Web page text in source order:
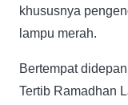
khususnya
lampu merah.
Bertempat
Tertib Ramadhan